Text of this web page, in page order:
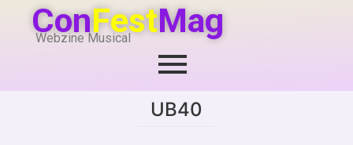
ConFestMag
Webzine Musical
UB40